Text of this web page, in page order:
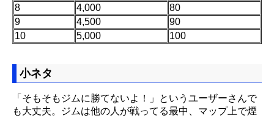
8
4,000
80
9
4,500
90
10
5,000 100
小ネタ
「そもそもジムに勝てないよ！」というユーザーさんで
も大丈夫。ジムは他の人が戦ってる最中、マップ上で煙